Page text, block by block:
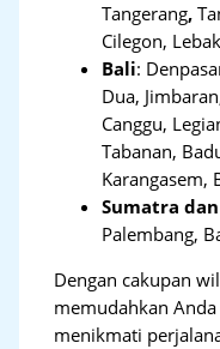
Tangerang,
Cilegon,
Bali:
Dua,
Canggu,
Tabanan,
Karangasem,
Sumatra
Palembang,
Dengan cakupan
memudahkan
menikmati